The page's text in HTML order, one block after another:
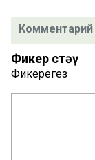
Комментарий
Фикер өстәү
Фикерегез